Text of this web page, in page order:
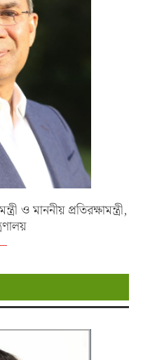
ও মাননীয় প্রতিরক্ষামন্ত্রী,